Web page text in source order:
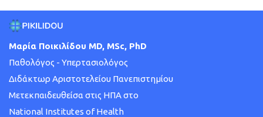
Μαρία Ποικιλίδου MD, MSc, PhD
Παθολόγος - Υπερτασιολόγος
Διδάκτωρ Αριστοτελείου Πανεπιστημίου
Μετεκπαιδευθείσα στις ΗΠΑ στο
National Institutes of Health